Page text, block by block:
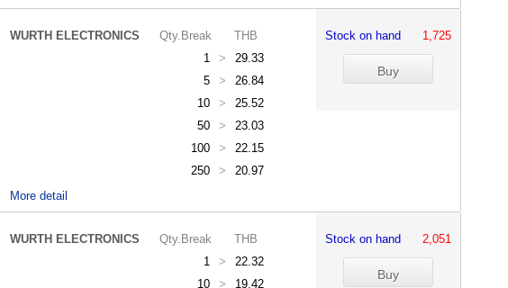
WURTH ELECTRONICS
Qty.Break
THB
1
>
29.33
5
>
26.84
10
>
25.52
50
>
23.03
100
>
22.15
250
> 20.97
Stock on hand 1,725
More detail
WURTH ELECTRONICS
Qty.Break
THB
1
>
22.32
10
>
19.42
Stock on hand 2,051